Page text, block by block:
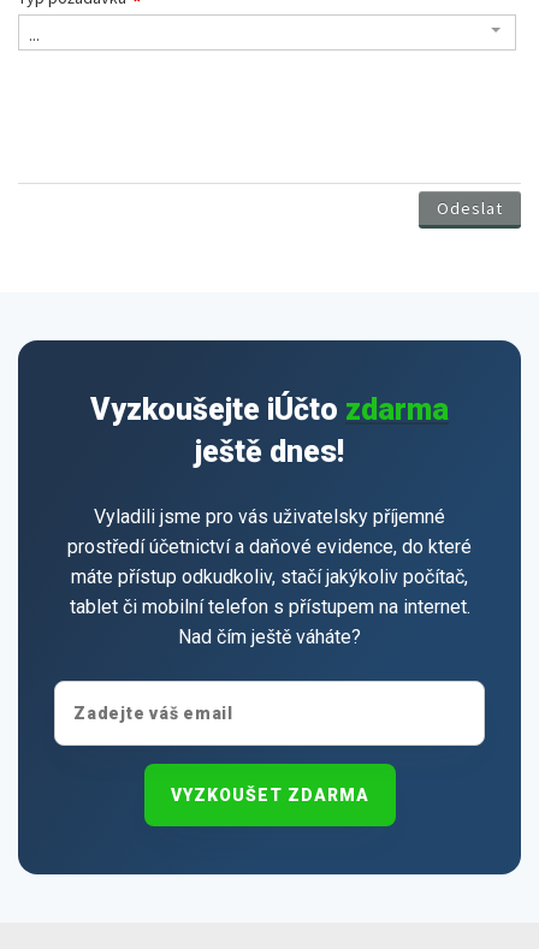
Vyzkoušejte iÚčto zdarma
ještě dnes!
Vyladili jsme pro vás uživatelsky příjemné
prostředí účetnictví a daňové evidence, do které
máte přístup odkudkoliv, stačí jakýkoliv počítač,
tablet či mobilní telefon s přístupem na internet.
Nad čím ještě váháte?
VYZKOUŠET ZDARMA